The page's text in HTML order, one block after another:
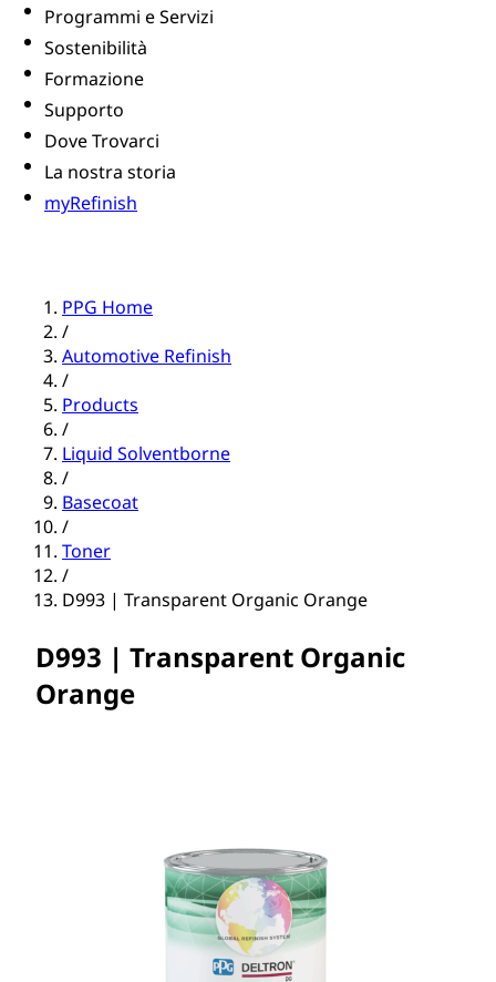
Programmi e Servizi
Sostenibilità
Formazione
Supporto
Dove Trovarci
La nostra storia
myRefinish
PPG Home
/
Automotive Refinish
/
Products
/
Liquid Solventborne
/
Basecoat
/
Toner
/
D993 | Transparent Organic Orange
D993 | Transparent Organic
Orange